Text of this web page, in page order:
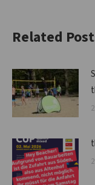
Related